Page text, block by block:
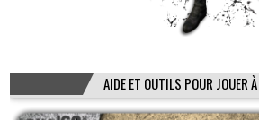
AIDE ET OUTILS POUR JOUER